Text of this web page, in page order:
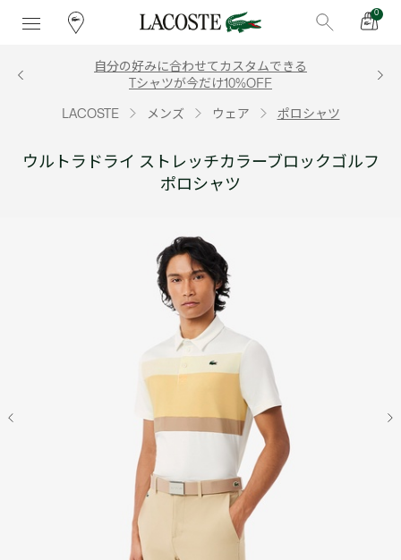
0
自分の好みに合わせてカスタムできる
Tシャツが今だけ10%OFF
LACOSTE メンズ ウェア ポロシャツ
ウルトラドライ ストレッチカラーブロックゴルフ
ポロシャツ